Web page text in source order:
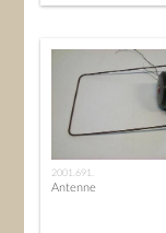
2001.691.
Antenne